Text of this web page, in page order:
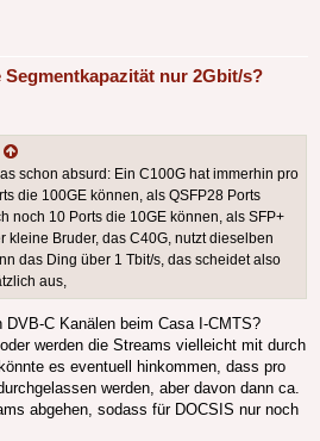
Segmentkapazität nur 2Gbit/s?
schon absurd: Ein C100G hat immerhin pro
die 100GE können, als QSFP28 Ports
noch 10 Ports die 10GE können, als SFP+
kleine Bruder, das C40G, nutzt dieselben
das Ding über 1 Tbit/s, das scheidet also
aus,
C Kanälen beim Casa I-CMTS?
werden die Streams vielleicht mit durch
es eventuell hinkommen, dass pro
werden, aber davon dann ca.
abgehen, sodass für DOCSIS nur noch